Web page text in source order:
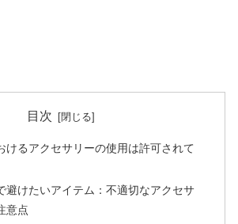
目次
けるアクセサリーの使用は許可されて
避けたいアイテム：不適切なアクセサ
意点